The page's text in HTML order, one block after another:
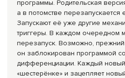
программы. Родительская
а в потомстве перезапускается
Запускают её уже другие
триггеры. В каждом очередном
перезапуск. Возможно, прежний
он заблокирован программой
дифференциации. Каждый новый
«шестерёнке» и зацепляет